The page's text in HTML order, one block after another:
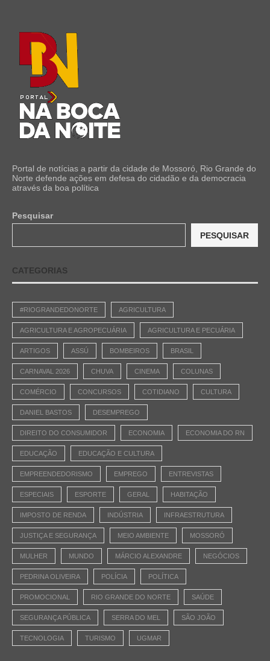
Portal de notícias a partir da cidade de Mossoró, Rio Grande do
Norte defende ações em defesa do cidadão e da democracia
através da boa política
Pesquisar
PESQUISAR
CATEGORIAS
#RIOGRANDEDONORTE AGRICULTURA
AGRICULTURA E AGROPECUÁRIA AGRICULTURA E PECUÁRIA
ARTIGOS ASSÚ BOMBEIROS BRASIL
CARNAVAL 2026 CHUVA CINEMA COLUNAS
COMÉRCIO CONCURSOS COTIDIANO CULTURA
DANIEL BASTOS DESEMPREGO
DIREITO DO CONSUMIDOR ECONOMIA ECONOMIA DO RN
EDUCAÇÃO EDUCAÇÃO E CULTURA
EMPREENDEDORISMO EMPREGO ENTREVISTAS
ESPECIAIS ESPORTE GERAL HABITAÇÃO
IMPOSTO DE RENDA INDÚSTRIA INFRAESTRUTURA
JUSTIÇA E SEGURANÇA MEIO AMBIENTE MOSSORÓ
MULHER MUNDO MÁRCIO ALEXANDRE NEGÓCIOS
PEDRINA OLIVEIRA POLÍCIA POLÍTICA
PROMOCIONAL RIO GRANDE DO NORTE SAÚDE
SEGURANÇA PÚBLICA SERRA DO MEL SÃO JOÃO
TECNOLOGIA TURISMO UGMAR